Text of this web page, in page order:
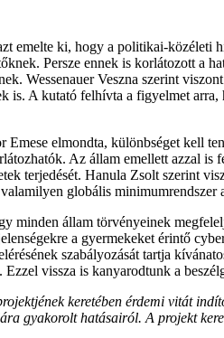
emelte ki, hogy a politikai-közéleti
Persze ennek is korlátozott a
Wessenauer Veszna szerint
is. A kutató felhívta a figyelmet
Emese elmondta, különbséget kell
Az állam emellett azzal
terjedését. Hanula Zsolt szerint
globális
minden állam törvényeinek
a gyermekeket érintő
szabályozását tartja
vissza is kanyarodtunk a
keretében érdemi vitát
gyakorolt hatásairól. A projekt